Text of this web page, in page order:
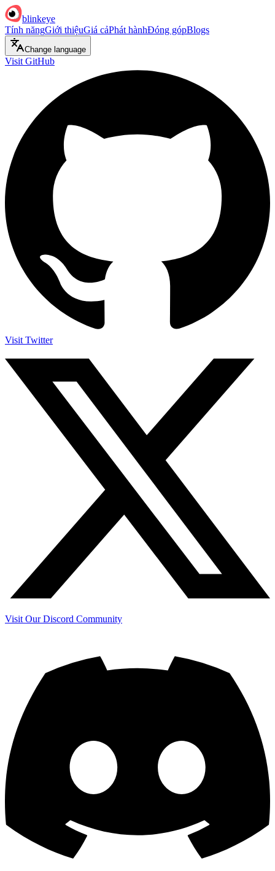
blinkeye
Tính năngGiới thiệuGiá cảPhát hànhĐóng gópBlogs
Change language
Visit GitHub
Visit Twitter
Visit Our Discord Community